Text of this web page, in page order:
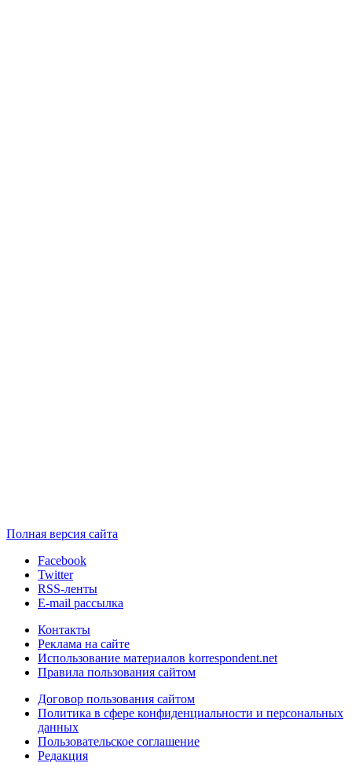
Полная версия сайта
Facebook
Twitter
RSS-ленты
E-mail рассылка
Контакты
Реклама на сайте
Использование материалов korrespondent.net
Правила пользования сайтом
Договор пользования сайтом
Политика в сфере конфиденциальности и персональных
данных
Пользовательское соглашение
Редакция